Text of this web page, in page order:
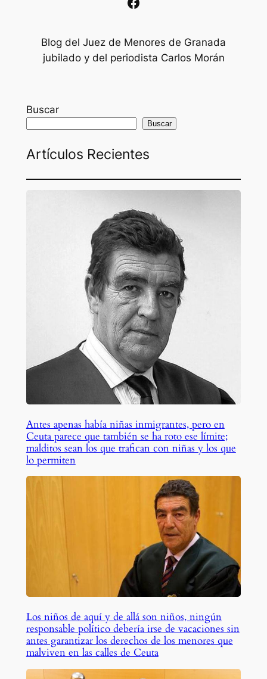
Blog del Juez de Menores de Granada
jubilado y del periodista Carlos Morán
Buscar
Buscar
Artículos Recientes
Antes apenas había niñas inmigrantes, pero en
Ceuta parece que también se ha roto ese límite;
malditos sean los que trafican con niñas y los que
lo permiten
Los niños de aquí y de allá son niños, ningún
responsable político debería irse de vacaciones sin
antes garantizar los derechos de los menores que
malviven en las calles de Ceuta